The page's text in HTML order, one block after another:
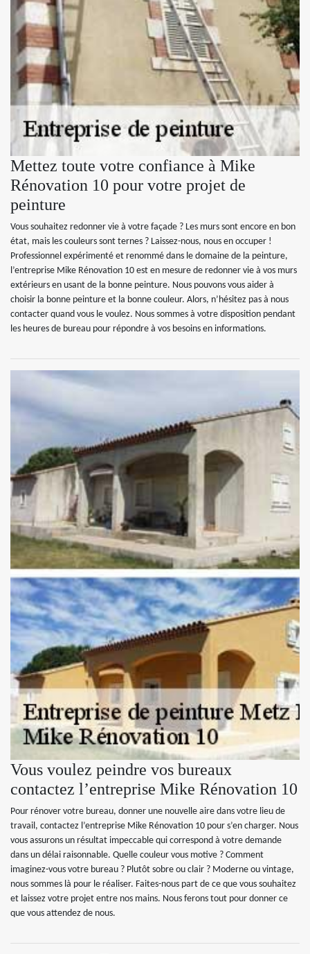
Mettez toute votre confiance à Mike
Rénovation 10 pour votre projet de
peinture
Vous souhaitez redonner vie à votre façade ? Les murs sont encore en bon
état, mais les couleurs sont ternes ? Laissez-nous, nous en occuper !
Professionnel expérimenté et renommé dans le domaine de la peinture,
l’entreprise Mike Rénovation 10 est en mesure de redonner vie à vos murs
extérieurs en usant de la bonne peinture. Nous pouvons vous aider à
choisir la bonne peinture et la bonne couleur. Alors, n’hésitez pas à nous
contacter quand vous le voulez. Nous sommes à votre disposition pendant
les heures de bureau pour répondre à vos besoins en informations.
Vous voulez peindre vos bureaux
contactez l’entreprise Mike Rénovation 10
Pour rénover votre bureau, donner une nouvelle aire dans votre lieu de
travail, contactez l’entreprise Mike Rénovation 10 pour s’en charger. Nous
vous assurons un résultat impeccable qui correspond à votre demande
dans un délai raisonnable. Quelle couleur vous motive ? Comment
imaginez-vous votre bureau ? Plutôt sobre ou clair ? Moderne ou vintage,
nous sommes là pour le réaliser. Faites-nous part de ce que vous souhaitez
et laissez votre projet entre nos mains. Nous ferons tout pour donner ce
que vous attendez de nous.